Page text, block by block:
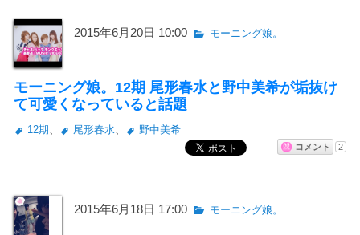
2015年6月20日 10:00 モーニング娘。
モーニング娘。12期 尾形春水と野中美希が垢抜け
て可愛くなっていると話題
12期、 尾形春水、 野中美希
コメント 2
2015年6月18日 17:00 モーニング娘。